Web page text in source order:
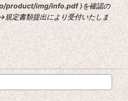
product/img/info.pdf)を確認の
定書類提出により受付いたしま